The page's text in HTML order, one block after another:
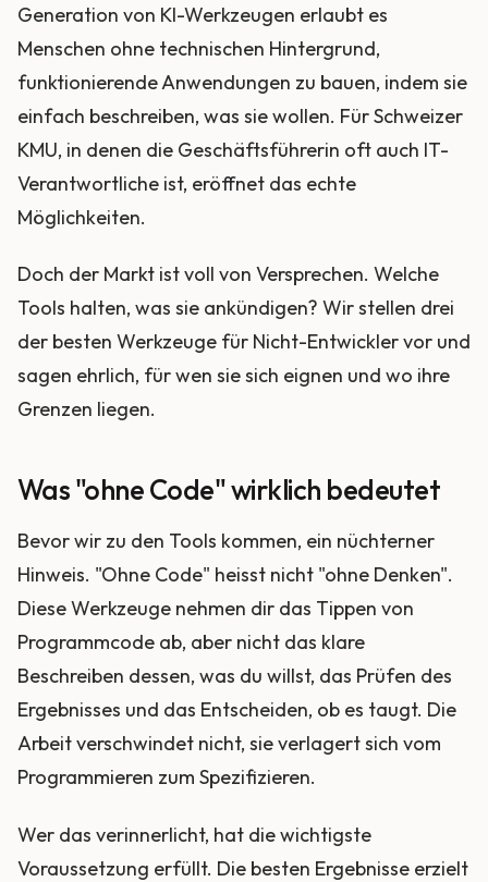
Generation von KI-Werkzeugen erlaubt es
Menschen ohne technischen Hintergrund,
funktionierende Anwendungen zu bauen, indem sie
einfach beschreiben, was sie wollen. Für Schweizer
KMU, in denen die Geschäftsführerin oft auch IT-
Verantwortliche ist, eröffnet das echte
Möglichkeiten.
Doch der Markt ist voll von Versprechen. Welche
Tools halten, was sie ankündigen? Wir stellen drei
der besten Werkzeuge für Nicht-Entwickler vor und
sagen ehrlich, für wen sie sich eignen und wo ihre
Grenzen liegen.
Was "ohne Code" wirklich bedeutet
Bevor wir zu den Tools kommen, ein nüchterner
Hinweis. "Ohne Code" heisst nicht "ohne Denken".
Diese Werkzeuge nehmen dir das Tippen von
Programmcode ab, aber nicht das klare
Beschreiben dessen, was du willst, das Prüfen des
Ergebnisses und das Entscheiden, ob es taugt. Die
Arbeit verschwindet nicht, sie verlagert sich vom
Programmieren zum Spezifizieren.
Wer das verinnerlicht, hat die wichtigste
Voraussetzung erfüllt. Die besten Ergebnisse erzielt